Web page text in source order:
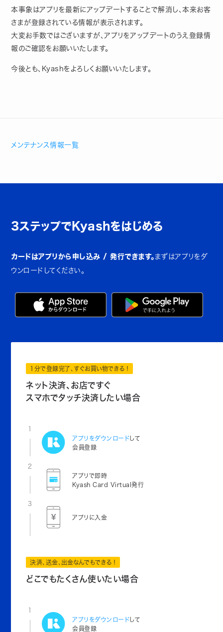
本事象はアプリを最新にアップデートすることで解消し、本来お客
さまが登録されている情報が表示されます。
大変お手数ではございますが、アプリをアップデートのうえ登録情
報のご確認をお願いいたします。
今後とも、Kyashをよろしくお願いいたします。
メンテナンス情報一覧
3ステップでKyashをはじめる
カードはアプリから申し込み / 発行できます。 まずはアプリをダ
ウンロードしてください。
1分で登録完了、すぐお買い物できる！
ネット決済、お店ですぐ
スマホでタッチ決済したい場合
1
アプリをダウンロードして
会員登録
2
アプリで即時
Kyash Card Virtual発行
3
アプリに入金
決済、送金、出金なんでもできる！
どこでもたくさん使いたい場合
1
アプリをダウンロードして
会員登録